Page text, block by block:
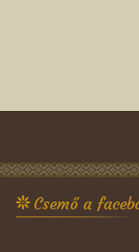
Csemő a